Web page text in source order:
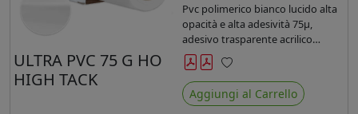
ULTRA PVC 75 G HO
HIGH TACK
Pvc polimerico bianco lucido alta
opacità e alta adesività 75µ,
adesivo trasparente acrilico
hotmelt permanente, durata 5-7
anni, liner 140gr PE su entrambi
lati. Prestazioni di alto livello.
Dotato di certificato ignifugo
Preferiti
Aggiungi al Carrello